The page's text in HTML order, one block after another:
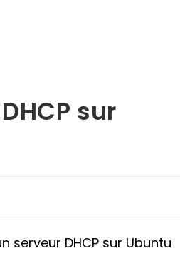
sur
DHCP sur Ubuntu